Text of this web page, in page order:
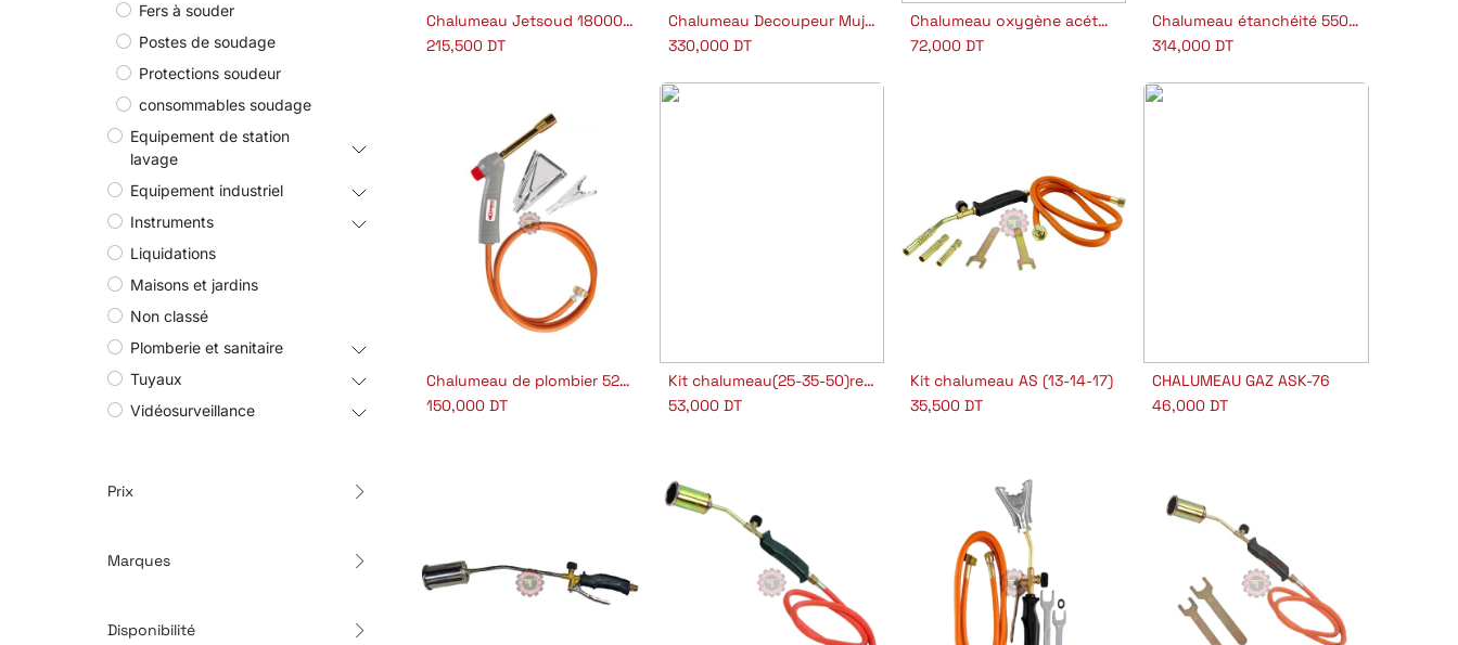
Fers à souder
Postes de soudage
Protections soudeur
consommables soudage
Equipement de station
lavage
Equipement industriel
Instruments
Liquidations
Maisons et jardins
Non classé
Plomberie et sanitaire
Tuyaux
Vidéosurveillance
Prix
Marques
Disponibilité
Ajouter au panier
Chalumeau Jetsoud 18000 Mujelli
215,500DT
Ajouter au panier
Chalumeau Decoupeur Mujelli
330,000DT
Ajouter au panier
Chalumeau oxygène acétylène
72,000 DT
Ajouter au panier
Chalumeau étanchéité 5503 DN 60 mm Express
314,000 DT
Ajouter au panier
Chalumeau de plombier 5200 avec accessoires
150,000DT
Ajouter au panier
Kit chalumeau(25-35-50)ref 1008K
53,000DT
Ajouter au panier
Kit chalumeau AS (13-14-17)
35,500 DT
Ajouter au panier
CHALUMEAU GAZ ASK-76
46,000 DT